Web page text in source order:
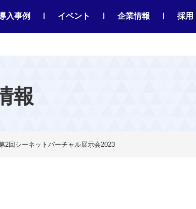
入事例 | イベント | 企業情報 | 採用
報
2回シーネットバーチャル展示会2023